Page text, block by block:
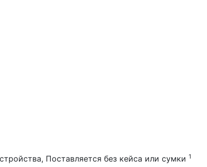
Поставляется без кейса или сумки 1